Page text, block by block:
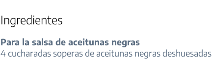
Ingredientes
Para la salsa de aceitunas negras
4 cucharadas soperas de aceitunas negras deshuesadas